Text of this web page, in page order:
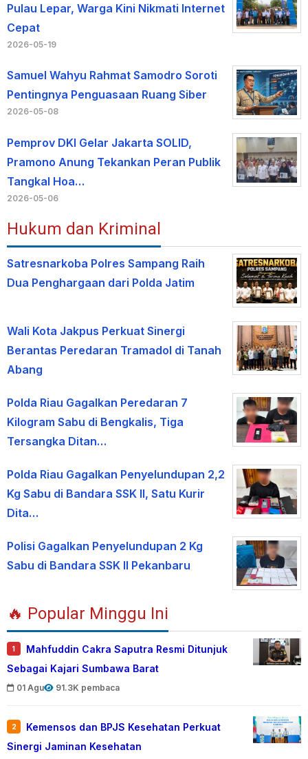
Pulau Lepar, Warga Kini Nikmati Internet
Cepat
2026-05-19
Samuel Wahyu Rahmat Samodro Soroti
Pentingnya Penguasaan Ruang Siber
2026-05-08
Pemprov DKI Gelar Jakarta SOLID,
Pramono Anung Tekankan Peran Publik
Tangkal Hoa…
2026-05-06
Hukum dan Kriminal
Satresnarkoba Polres Sampang Raih
Dua Penghargaan dari Polda Jatim
Wali Kota Jakpus Perkuat Sinergi
Berantas Peredaran Tramadol di Tanah
Abang
Polda Riau Gagalkan Peredaran 7
Kilogram Sabu di Bengkalis, Tiga
Tersangka Ditan…
Polda Riau Gagalkan Penyelundupan 2,2
Kg Sabu di Bandara SSK II, Satu Kurir
Dita…
Polisi Gagalkan Penyelundupan 2 Kg
Sabu di Bandara SSK II Pekanbaru
🔥 Popular Minggu Ini
1
Mahfuddin Cakra Saputra Resmi Ditunjuk
Sebagai Kajari Sumbawa Barat
01 Agu 91.3K pembaca
2
Kemensos dan BPJS Kesehatan Perkuat
Sinergi Jaminan Kesehatan